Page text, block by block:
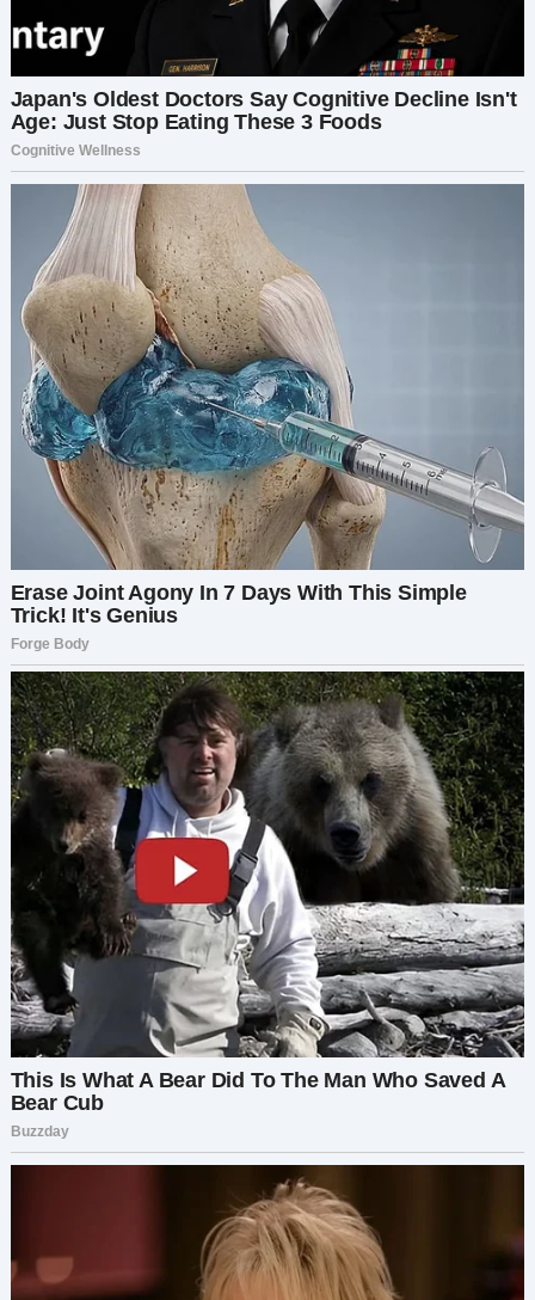
Мой муж осел дома, когда его турнули из
фирмы «по обоюдному соглашению сторон».
Больше его никуда не взяли. Почему-то. Моя же
карьера, напротив, пошла вверх. Мы
отказались от няни, и Костя с рвением взялся
выполнять роль «яжеотца». Шестилетняя
Мариша души в Косте не чает, а меня скоро
перестанет узнавать. Пока спасает
фотография на стене.
Кручу на руле колёсико, взглядом выискивая в
телефонной книжке бортового компьютера
надпись «Любимый» и с наслаждением вдыхаю
аромат нового кожаного салона. Нажимаю
вызов и с блаженной улыбкой считаю
монотонные гудки, пока приятный женский
голос не сообщает мне, что абонент не может
подойти к телефону. Странно для человека, не
выпускающего из рук смартфон даже в
туалете. Марину мы вчера на месяц отправили
к моей маме в деревню. Так что, скорее всего,
драгоценный супруг отсыпается после ночных
виртуальных покатушек на танке.
На шестую годовщину свадьбы Костя заказал у
меня в подарок полный комплект: мобильник,
часы и наушники. Принеся в зубах шефу
подписанный контракт на двести лямов, я
получила свои скромные пять процентов и
покутила от души в любимом автосалоне. На
сдачу приобрела мужу вожделенные гаджеты
последней модели, пообещав обновить в
скором времени и его вполне ещё приличный
Впереди выходные… Не верю! Набираю
корпоративный туротдел своей доблестной